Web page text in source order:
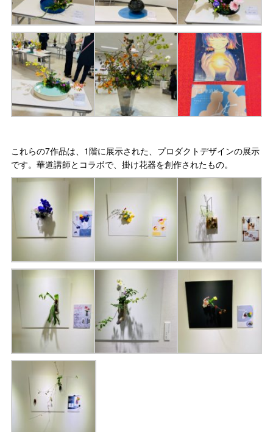
これらの7作品は、1階に展示された、プロダクトデザインの展示
です。華道講師とコラボで、掛け花器を創作されたもの。